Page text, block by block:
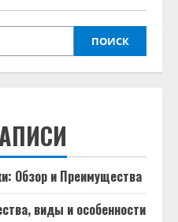
ПОИСК
Обзор и Преимущества
виды и особенности